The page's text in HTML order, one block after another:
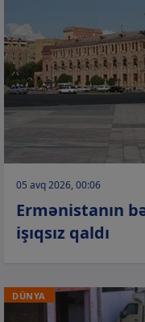
05 avq 2026, 00:06
Ermənistanın
işıqsız qaldı
DÜNYA